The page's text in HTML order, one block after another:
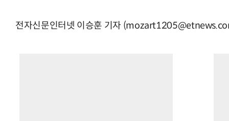
전자신문인터넷 이승훈 기자